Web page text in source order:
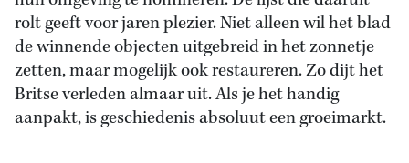
rolt geeft voor jaren plezier. Niet alleen wil het blad
de winnende objecten uitgebreid in het zonnetje
zetten, maar mogelijk ook restaureren. Zo dijt het
Britse verleden almaar uit. Als je het handig
aanpakt, is geschiedenis absoluut een groeimarkt.